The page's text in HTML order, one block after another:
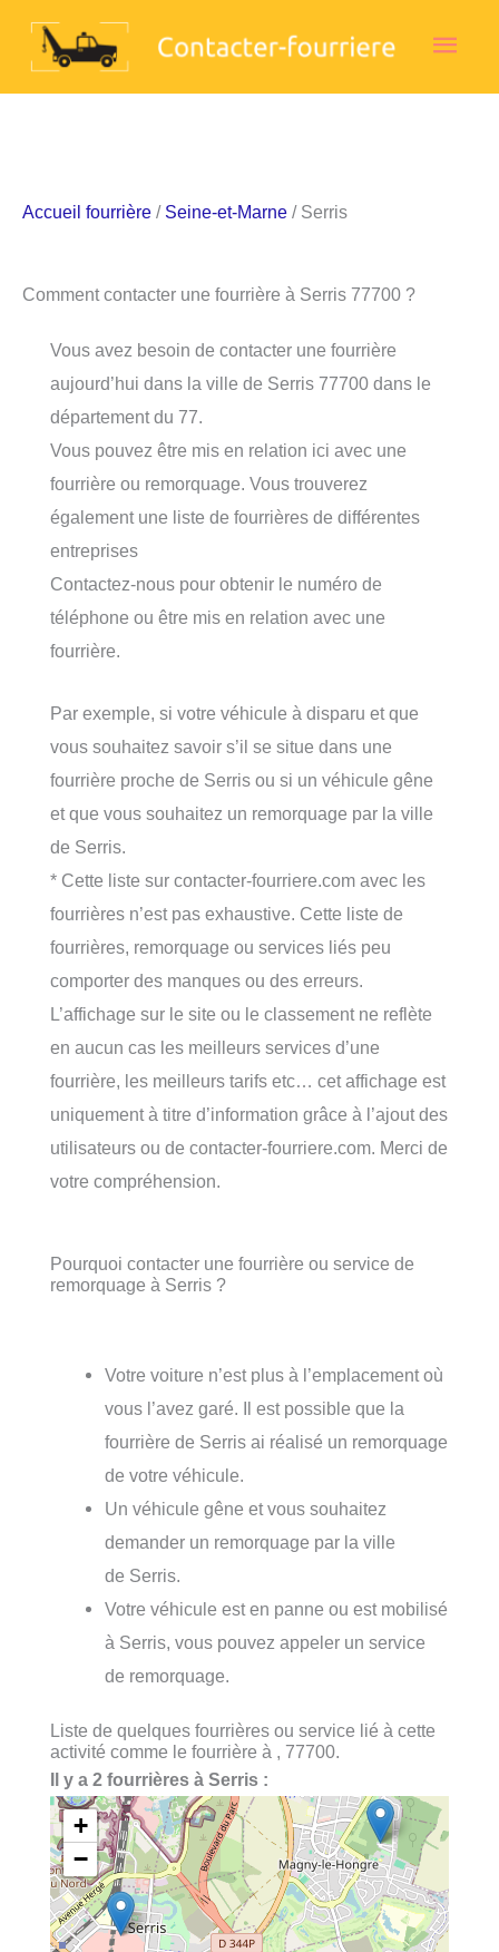
Accueil fourrière / Seine-et-Marne / Serris
Comment contacter une fourrière à Serris 77700 ?
Vous avez besoin de contacter une fourrière
aujourd’hui dans la ville de Serris 77700 dans le
département du 77.
Vous pouvez être mis en relation ici avec une
fourrière ou remorquage. Vous trouverez
également une liste de fourrières de différentes
entreprises
Contactez-nous pour obtenir le numéro de
téléphone ou être mis en relation avec une
fourrière.
Par exemple, si votre véhicule à disparu et que
vous souhaitez savoir s’il se situe dans une
fourrière proche de Serris ou si un véhicule gêne
et que vous souhaitez un remorquage par la ville
de Serris.
* Cette liste sur contacter-fourriere.com avec les
fourrières n’est pas exhaustive. Cette liste de
fourrières, remorquage ou services liés peu
comporter des manques ou des erreurs.
L’affichage sur le site ou le classement ne reflète
en aucun cas les meilleurs services d’une
fourrière, les meilleurs tarifs etc… cet affichage est
uniquement à titre d’information grâce à l’ajout des
utilisateurs ou de contacter-fourriere.com. Merci de
votre compréhension.
Pourquoi contacter une fourrière ou service de
remorquage à Serris ?
Votre voiture n’est plus à l’emplacement où
vous l’avez garé. Il est possible que la
fourrière de Serris ai réalisé un remorquage
de votre véhicule.
Un véhicule gêne et vous souhaitez
demander un remorquage par la ville
de Serris.
Votre véhicule est en panne ou est mobilisé
à Serris, vous pouvez appeler un service
de remorquage.
Liste de quelques fourrières ou service lié à cette
activité comme le fourrière à , 77700.
Il y a 2 fourrières à Serris :
+
−